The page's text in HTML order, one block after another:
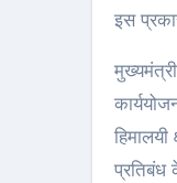
इस
प्रतिबंध